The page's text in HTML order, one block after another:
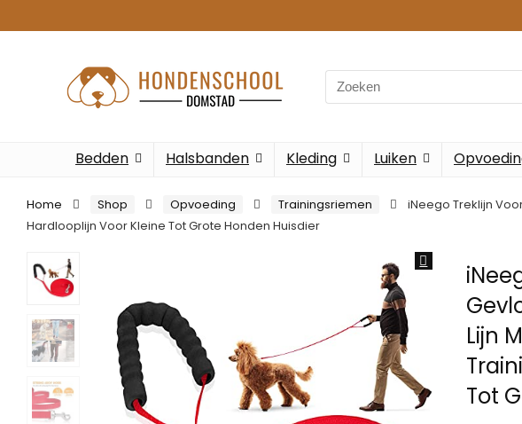
Search
for:
Bedden Halsbanden Kleding Luiken
Home Shop Opvoeding Trainingsriemen
iNeego Treklijn
Hardlooplijn Voor Kleine Tot Grote Honden Huisdier
Lijn
Tot